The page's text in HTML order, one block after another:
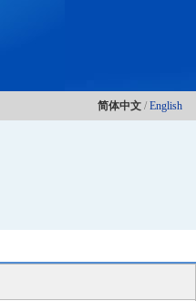
简体中文 / English